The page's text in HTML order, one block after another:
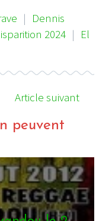
| Dennis
2024 | El
Article suivant
peuvent